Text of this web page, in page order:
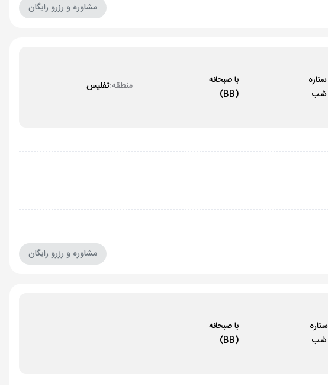
مشاوره و رزرو رایگان
با صبحانه
(BB)
منطقه:تفلیس
مشاوره و رزرو رایگان
با صبحانه
(BB)